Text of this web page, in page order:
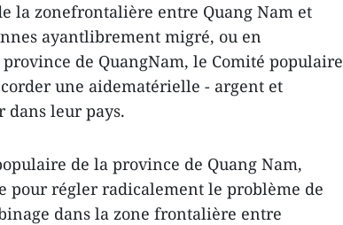
la zonefrontalière entre Quang Nam et
ayantlibrement migré, ou en
de QuangNam, le Comité populaire
une aidematérielle - argent et
dans leur pays.
de la province de Quang Nam,
pour régler radicalement le problème de
dans la zone frontalière entre